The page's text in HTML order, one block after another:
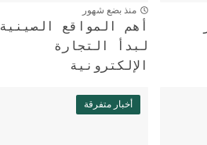
منذ بضع شهور
أهم المواقع الصينية
لبدأ التجارة
الإلكترونية
أخبار متفرقة